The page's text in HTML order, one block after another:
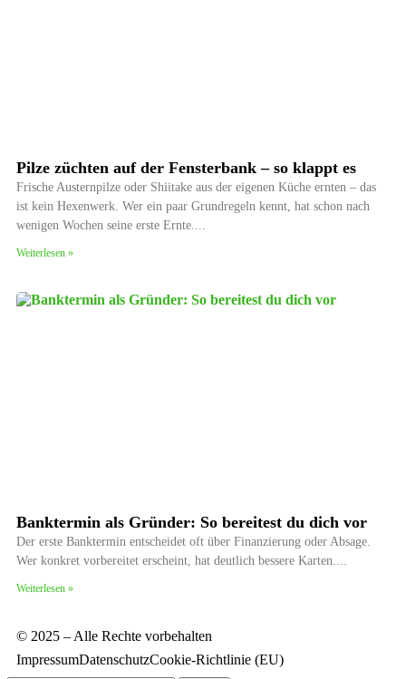
Pilze züchten auf der Fensterbank – so klappt es
Frische Austernpilze oder Shiitake aus der eigenen Küche ernten – das
ist kein Hexenwerk. Wer ein paar Grundregeln kennt, hat schon nach
wenigen Wochen seine erste Ernte.
Weiterlesen »
Banktermin als Gründer: So bereitest du dich vor
Der erste Banktermin entscheidet oft über Finanzierung oder Absage.
Wer konkret vorbereitet erscheint, hat deutlich bessere Karten.
Weiterlesen »
© 2025 – Alle Rechte vorbehalten
ImpressumDatenschutzCookie-Richtlinie (EU)